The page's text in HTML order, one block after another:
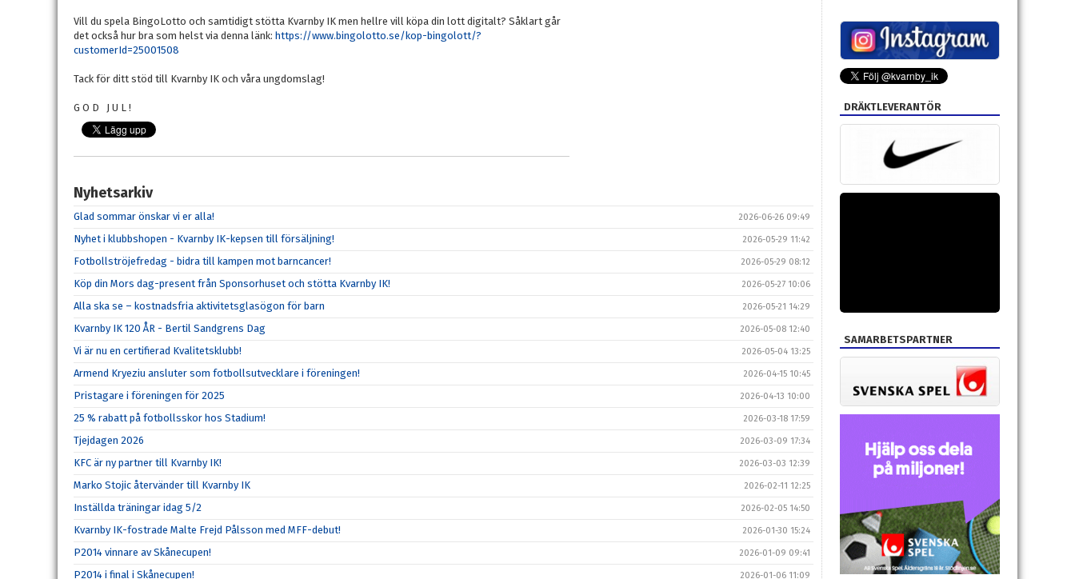
Vill du spela BingoLotto och samtidigt stötta Kvarnby IK men hellre vill köpa din lott digitalt? Såklart går
det också hur bra som helst via denna länk: https://www.bingolotto.se/kop-bingolott/?
customerId=25001508
Tack för ditt stöd till Kvarnby IK och våra ungdomslag!
G O D J U L !
Nyhetsarkiv
Glad sommar önskar vi er alla! 2026-06-26 09:49
Nyhet i klubbshopen - Kvarnby IK-kepsen till försäljning! 2026-05-29 11:42
Fotbollströjefredag - bidra till kampen mot barncancer! 2026-05-29 08:12
Köp din Mors dag-present från Sponsorhuset och stötta Kvarnby IK! 2026-05-27 10:06
Alla ska se – kostnadsfria aktivitetsglasögon för barn 2026-05-21 14:29
Kvarnby IK 120 ÅR - Bertil Sandgrens Dag 2026-05-08 12:40
Vi är nu en certifierad Kvalitetsklubb! 2026-05-04 13:25
Armend Kryeziu ansluter som fotbollsutvecklare i föreningen! 2026-04-15 10:45
Pristagare i föreningen för 2025 2026-04-13 10:00
25 % rabatt på fotbollsskor hos Stadium! 2026-03-18 17:59
Tjejdagen 2026 2026-03-09 17:34
KFC är ny partner till Kvarnby IK! 2026-03-03 12:39
Marko Stojic återvänder till Kvarnby IK 2026-02-11 12:25
Inställda träningar idag 5/2 2026-02-05 14:50
Kvarnby IK-fostrade Malte Frejd Pålsson med MFF-debut! 2026-01-30 15:24
P2014 vinnare av Skånecupen! 2026-01-09 09:41
P2014 i final i Skånecupen! 2026-01-06 11:09
DRÄKTLEVERANTÖR
SAMARBETSPARTNER